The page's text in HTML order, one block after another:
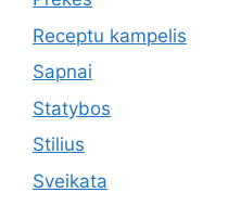
Receptu kampelis
Sapnai
Statybos
Stilius
Sveikata